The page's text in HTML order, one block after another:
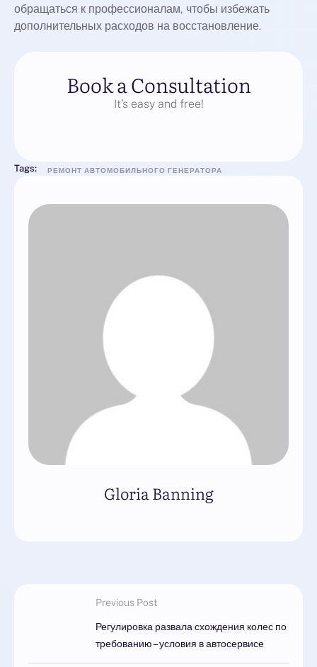
обращаться к профессионалам, чтобы избежать
дополнительных расходов на восстановление.
Book a Consultation
It’s easy and free!
Tags: РЕМОНТ АВТОМОБИЛЬНОГО ГЕНЕРАТОРА
Gloria Banning
Previous Post
Регулировка развала схождения колес по
требованию – условия в автосервисе